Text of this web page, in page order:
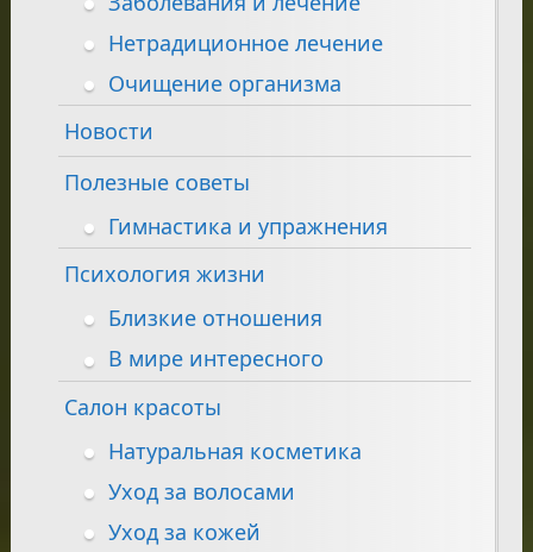
Нетрадиционное лечение
Очищение организма
Новости
Полезные советы
Гимнастика и упражнения
Психология жизни
Близкие отношения
В мире интересного
Салон красоты
Натуральная косметика
Уход за волосами
Уход за кожей